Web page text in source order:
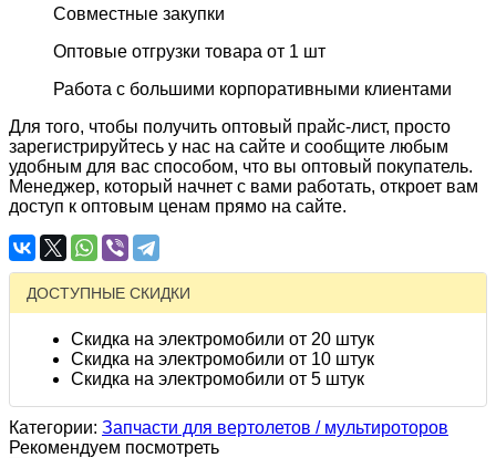
Совместные закупки
Оптовые отгрузки товара от 1 шт
Работа с большими корпоративными клиентами
Для того, чтобы получить оптовый прайс-лист, просто
зарегистрируйтесь у нас на сайте и сообщите любым
удобным для вас способом, что вы оптовый покупатель.
Менеджер, который начнет с вами работать, откроет вам
доступ к оптовым ценам прямо на сайте.
ДОСТУПНЫЕ СКИДКИ
Скидка на электромобили от 20 штук
Скидка на электромобили от 10 штук
Скидка на электромобили от 5 штук
Категории: Запчасти для вертолетов / мультироторов
Рекомендуем посмотреть